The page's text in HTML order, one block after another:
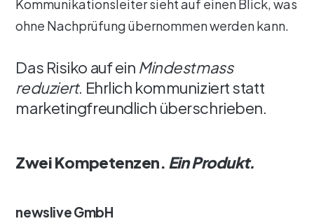
Kommunikationsleiter sieht auf einen Blick, was
ohne Nachprüfung übernommen werden kann.
Das Risiko auf ein Mindestmass
reduziert. Ehrlich kommuniziert statt
marketingfreundlich überschrieben.
Zwei Kompetenzen. Ein Produkt.
newslive GmbH